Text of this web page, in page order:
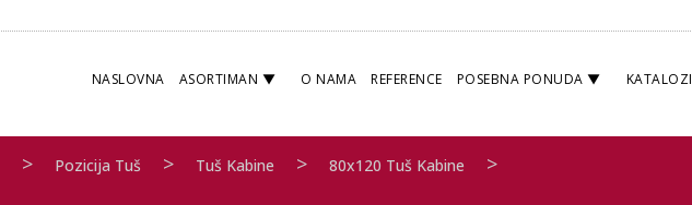
NASLOVNA ASORTIMAN O NAMA REFERENCE POSEBNA PONUDA KATALOZI
> Pozicija Tuš > Tuš Kabine > 80x120 Tuš Kabine >